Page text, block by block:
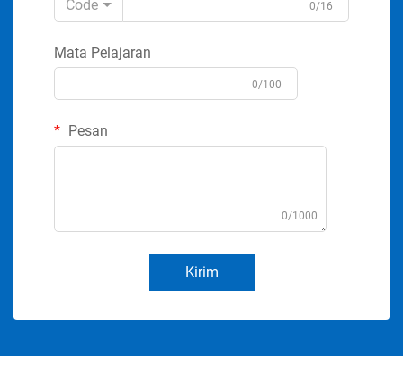
Code
0/16
Mata Pelajaran
0/100
Pesan
0/1000
Kirim